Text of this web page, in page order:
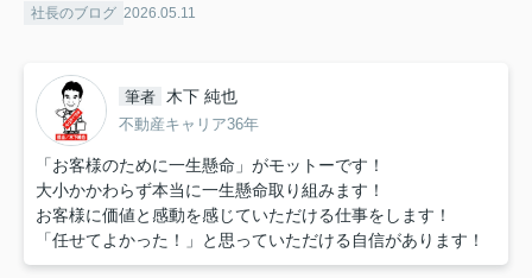
社長のブログ 2026.05.11
筆者 木下 純也
不動産キャリア36年
「お客様のために一生懸命」がモットーです！
大小かかわらず本当に一生懸命取り組みます！
お客様に価値と感動を感じていただける仕事をします！
「任せてよかった！」と思っていただける自信があります！